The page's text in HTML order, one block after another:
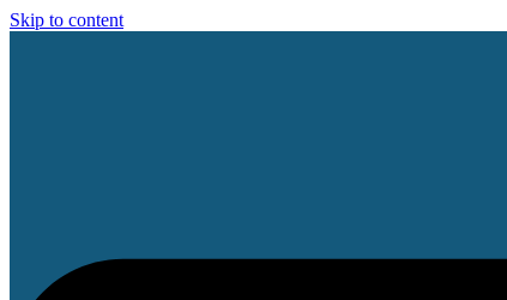
Skip to content